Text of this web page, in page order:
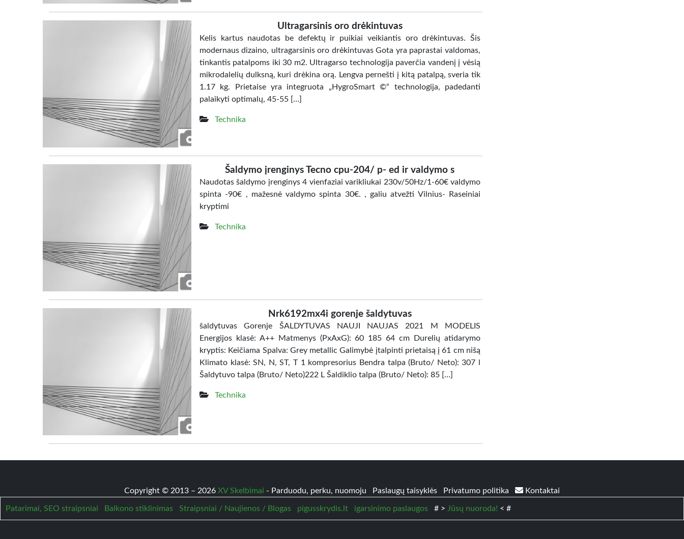
Ultragarsinis oro drėkintuvas
Kelis kartus naudotas be defektų ir puikiai veikiantis oro drėkintuvas. Šis
modernaus dizaino, ultragarsinis oro drėkintuvas Gota yra paprastai valdomas,
tinkantis patalpoms iki 30 m2. Ultragarso technologija paverčia vandenį į vėsią
mikrodalelių dulksną, kuri drėkina orą. Lengva pernešti į kitą patalpą, sveria tik
1.17 kg. Prietaise yra integruota „HygroSmart ©“ technologija, padedanti
palaikyti optimalų, 45-55 […]
Technika
Šaldymo įrenginys Tecno cpu-204/ p- ed ir valdymo s
Naudotas šaldymo įrenginys 4 vienfaziai varikliukai 230v/50Hz/1-60€ valdymo
spinta -90€ , mažesnė valdymo spinta 30€. , galiu atvežti Vilnius- Raseiniai
kryptimi
Technika
Nrk6192mx4i gorenje šaldytuvas
šaldytuvas Gorenje ŠALDYTUVAS NAUJI NAUJAS 2021 M MODELIS
Energijos klasė: A++ Matmenys (PxAxG): 60 185 64 cm Durelių atidarymo
kryptis: Keičiama Spalva: Grey metallic Galimybė įtalpinti prietaisą į 61 cm nišą
Klimato klasė: SN, N, ST, T 1 kompresorius Bendra talpa (Bruto/ Neto): 307 l
Šaldytuvo talpa (Bruto/ Neto)222 L Šaldiklio talpa (Bruto/ Neto): 85 […]
Technika
Copyright © 2013 – 2026 XV Skelbimai - Parduodu, perku, nuomoju Paslaugų taisyklės Privatumo politika Kontaktai
Patarimai, SEO straipsniai Balkono stiklinimas Straipsniai / Naujienos / Blogas pigusskrydis.lt igarsinimo paslaugos # > Jūsų nuoroda! < #